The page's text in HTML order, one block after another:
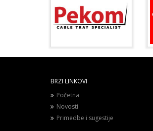
BRZI LINKOVI
Početna
Novosti
Primedbe i sugestije